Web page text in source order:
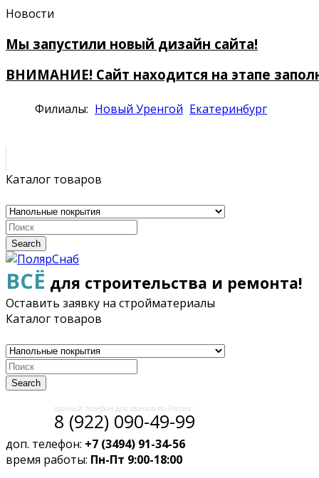
Новости
Мы запустили новый дизайн сайта!
ВНИМАНИЕ! Сайт находится на этапе
Филиалы: Новый Уренгой Екатеринбург
Каталог товаров
Search
ВСЁ для строительства и ремонта!
Оставить заявку на стройматериалы
Каталог товаров
Search
единый телефон для звонков по России:
8 (922) 090-49-99
доп. телефон: +7 (3494) 91-34-56
время работы: Пн-Пт 9:00-18:00